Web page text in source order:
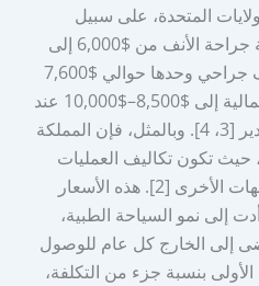
[5]. في الولايات المتحدة، على سبيل
المثال، يمكن أن تتراوح تكلفة جراحة الأنف من $6,000 إلى
$15,000، مع متوسط تكاليف جراحي وحدها حوالي $7,600
ويمكن أن تصل التكاليف الإجمالية إلى $8,500–$10,000 عند
تضمين رسوم المرافق والتخدير [3، 4]. وبالمثل، فإن المملكة
حيث تكون تكاليف العمليات
في لندن أعلى بكثير من الوجهات الأخرى [2]. هذه الأسعار
إلى نمو السياحة الطبية،
إلى الخارج كل عام للوصول
بنسبة جزء من التكلفة،